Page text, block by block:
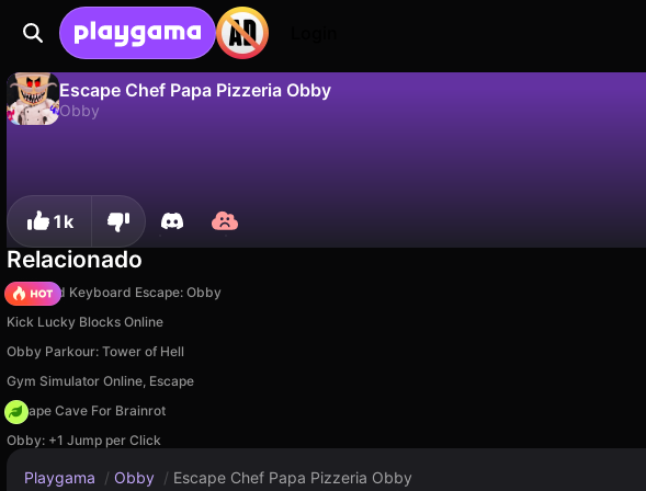
Escape Chef Papa Pizzeria Obby
Obby
1k
Relacionado
+1 Speed Keyboard Escape: Obby
Kick Lucky Blocks Online
Obby Parkour: Tower of Hell
Gym Simulator Online, Escape
Escape Cave For Brainrot
Obby: +1 Jump per Click
Playgama / Obby / Escape Chef Papa Pizzeria Obby